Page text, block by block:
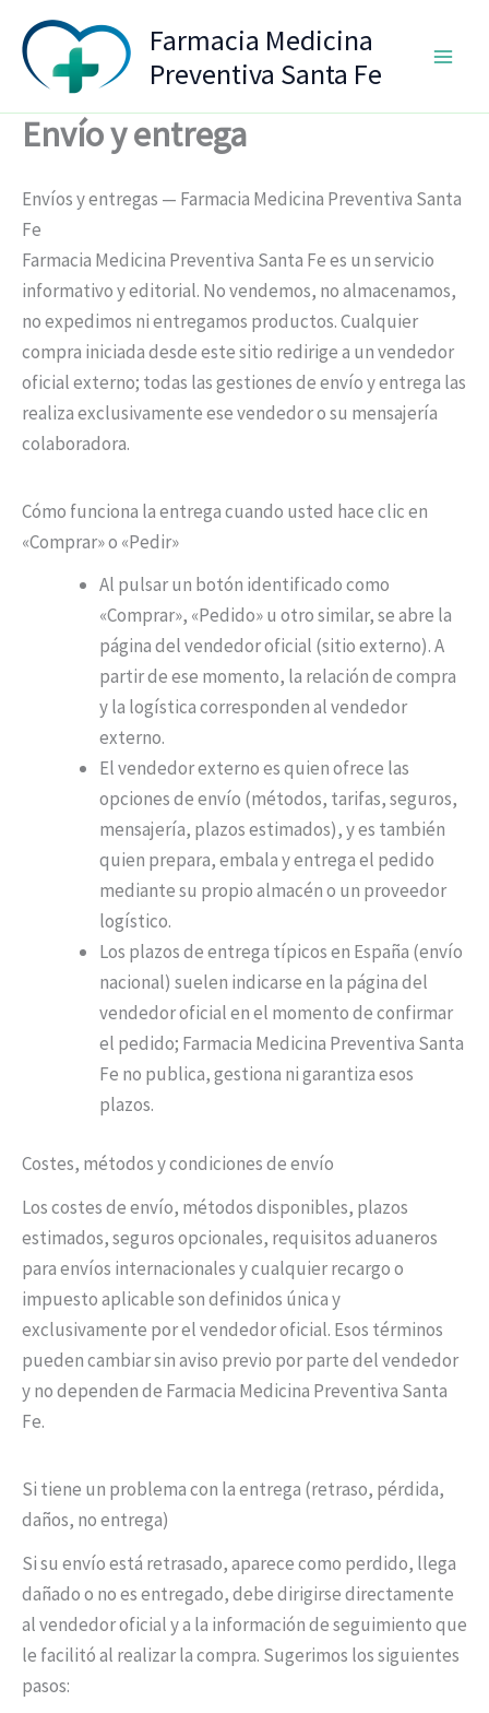
contenido
Farmacia Medicina
Preventiva Santa Fe
Envío y entrega
Envíos y entregas — Farmacia Medicina Preventiva Santa
Fe
Farmacia Medicina Preventiva Santa Fe es un servicio
informativo y editorial. No vendemos, no almacenamos,
no expedimos ni entregamos productos. Cualquier
compra iniciada desde este sitio redirige a un vendedor
oficial externo; todas las gestiones de envío y entrega las
realiza exclusivamente ese vendedor o su mensajería
colaboradora.
Cómo funciona la entrega cuando usted hace clic en
«Comprar» o «Pedir»
Al pulsar un botón identificado como
«Comprar», «Pedido» u otro similar, se abre la
página del vendedor oficial (sitio externo). A
partir de ese momento, la relación de compra
y la logística corresponden al vendedor
externo.
El vendedor externo es quien ofrece las
opciones de envío (métodos, tarifas, seguros,
mensajería, plazos estimados), y es también
quien prepara, embala y entrega el pedido
mediante su propio almacén o un proveedor
logístico.
Los plazos de entrega típicos en España (envío
nacional) suelen indicarse en la página del
vendedor oficial en el momento de confirmar
el pedido; Farmacia Medicina Preventiva Santa
Fe no publica, gestiona ni garantiza esos
plazos.
Costes, métodos y condiciones de envío
Los costes de envío, métodos disponibles, plazos
estimados, seguros opcionales, requisitos aduaneros
para envíos internacionales y cualquier recargo o
impuesto aplicable son definidos única y
exclusivamente por el vendedor oficial. Esos términos
pueden cambiar sin aviso previo por parte del vendedor
y no dependen de Farmacia Medicina Preventiva Santa
Fe.
Si tiene un problema con la entrega (retraso, pérdida,
daños, no entrega)
Si su envío está retrasado, aparece como perdido, llega
dañado o no es entregado, debe dirigirse directamente
al vendedor oficial y a la información de seguimiento que
le facilitó al realizar la compra. Sugerimos los siguientes
pasos: